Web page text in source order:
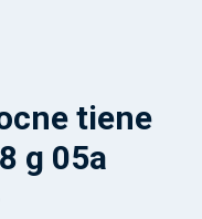
tiene
g 05a